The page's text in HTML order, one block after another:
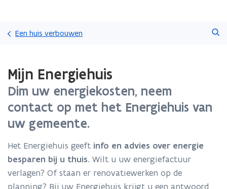
Een huis verbouwen
met
laden.
zich
op:
Energiehuis
Mijn Energiehuis
Dim uw energiekosten, neem
contact op met het Energiehuis van
uw gemeente.
Het Energiehuis geeft info en advies over energie
besparen bij u thuis. Wilt u uw energiefactuur
verlagen? Of staan er renovatiewerken op de
planning? Bij uw Energiehuis krijgt u een antwoord